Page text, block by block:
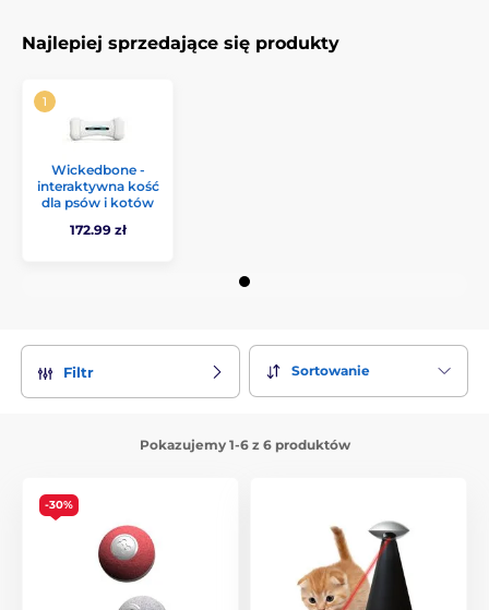
Najlepiej sprzedające się produkty
Wickedbone -
interaktywna kość
dla psów i kotów
172.99 zł
Filtr Sortowanie
Pokazujemy 1-6 z 6 produktów
-30%